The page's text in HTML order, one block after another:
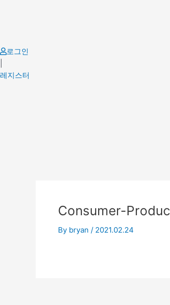
로그인
레지스터
Consumer-
By bryan / 2021.02.24